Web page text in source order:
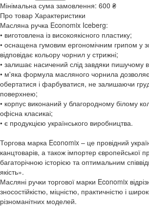
Мінімальна сума замовлення: 600 ₴
Про товар Характеристики
Масляна ручка Economix Iceberg:
• виготовлена із високоякісного пластику;
• оснащена гумовим ергономічним грипом у
відповідає кольору чорнил у стрижні;
• залишає насичений слід завдяки пишучому
• м'яка формула масляного чорнила
обертатися і фарбуватися, не залишаючи
поверхнею;
• корпус виконаний у благородному білому
офісна класикаі;
• є продукцією українського виробництва.
Торгова марка Economix – це провідний
канцтоварів, а також імпортер європейської
багаторічною історією та оптимальним
якість».
Масляні ручки торгової марки Economix
зносостійкістю, міцністю, практичністю і
різноманітних моделей.